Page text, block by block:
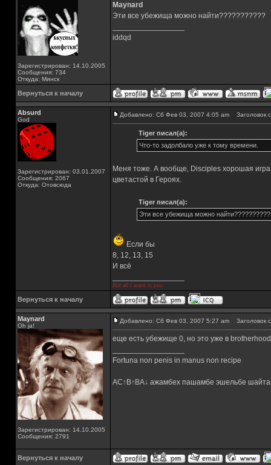
Зарегистрирован: 14.10.2005
Сообщения: 734
Откуда: Минск
Maynard
Эти все убежища можно найти???????????
iddqd
Вернуться к началу
Absurd
God
Зарегистрирован: 03.01.2007
Сообщения: 2067
Откуда: Отовсюда
Добавлено: Сб Фев 03, 2007 4:05 am Заголовок
Tiger писал(а):
Что-то задолбало уже к тому времени.
Меня тоже. А вообще, Disciples хорошая
цветастой в Героях.
Tiger писал(а):
Эти все убежища можно
Если бы
8, 12, 13, 15
И всё
But all I want is you
Вернуться к началу
Maynard
Oh ja!
Зарегистрирован: 14.10.2005
Сообщения: 2791
Добавлено: Сб Фев 03, 2007 5:27 am Заголовок
еще есть убежище 0, но это уже в
Fortuna non penis in manus non recipe
AC↑B↑BA↓ ажамбех пашамбе эшельбе
Вернуться к началу